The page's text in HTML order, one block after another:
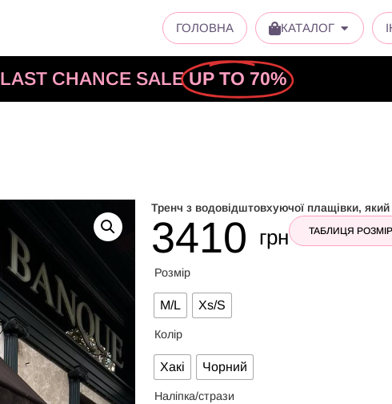
ГОЛОВНА КАТАЛОГ
LAST CHANCE SALEUP TO 70%
Тренч з водовідштовхуючої плащівки,
3410 грн ТАБЛИЦЯ
Розмір
M/L Xs/S
Колір
Хакі Чорний
Наліпка/стрази